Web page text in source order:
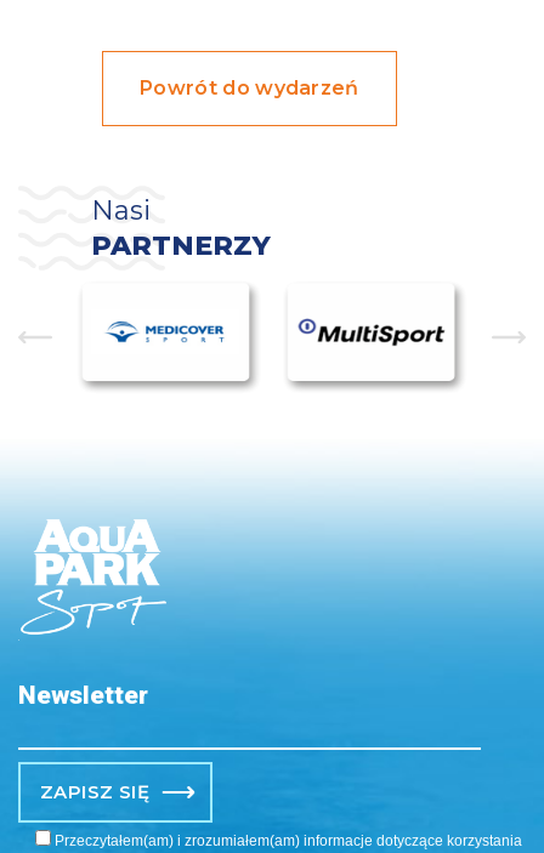
Powrót do wydarzeń
Nasi
PARTNERZY
Newsletter
Przeczytałem(am) i zrozumiałem(am) informacje dotyczące korzystania